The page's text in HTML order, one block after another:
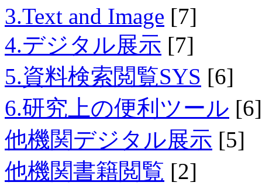
3.Text and Image [7]
4.デジタル展示 [7]
5.資料検索閲覧SYS [6]
6.研究上の便利ツール [6]
他機関デジタル展示 [5]
他機関書籍閲覧 [2]